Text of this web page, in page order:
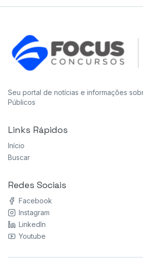
Seu portal de notícias e informações
Públicos
Links Rápidos
Início
Buscar
Redes Sociais
Facebook
Instagram
LinkedIn
Youtube